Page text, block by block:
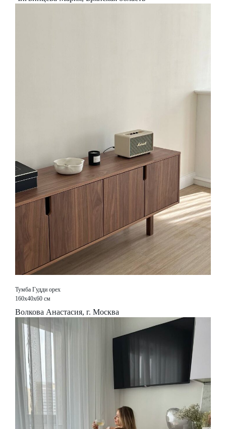
Тумба Гудди орех
160х40х60 см
Волкова Анастасия, г. Москва